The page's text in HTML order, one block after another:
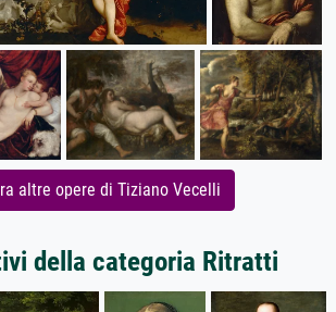
altre opere di Tiziano Vecelli
della categoria Ritratti